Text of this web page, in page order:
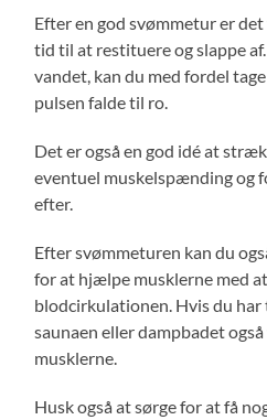
Efter en god svømmetur er
tid til at restituere og slappe
vandet, kan du med fordel
pulsen falde til ro.
Det er også en god idé at
eventuel muskelspænding og
efter.
Efter svømmeturen kan du
for at hjælpe musklerne med
blodcirkulationen. Hvis du har
saunaen eller dampbadet
musklerne.
Husk også at sørge for at få